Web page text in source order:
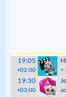
19:05
+02:00 <
19:30
+03:00